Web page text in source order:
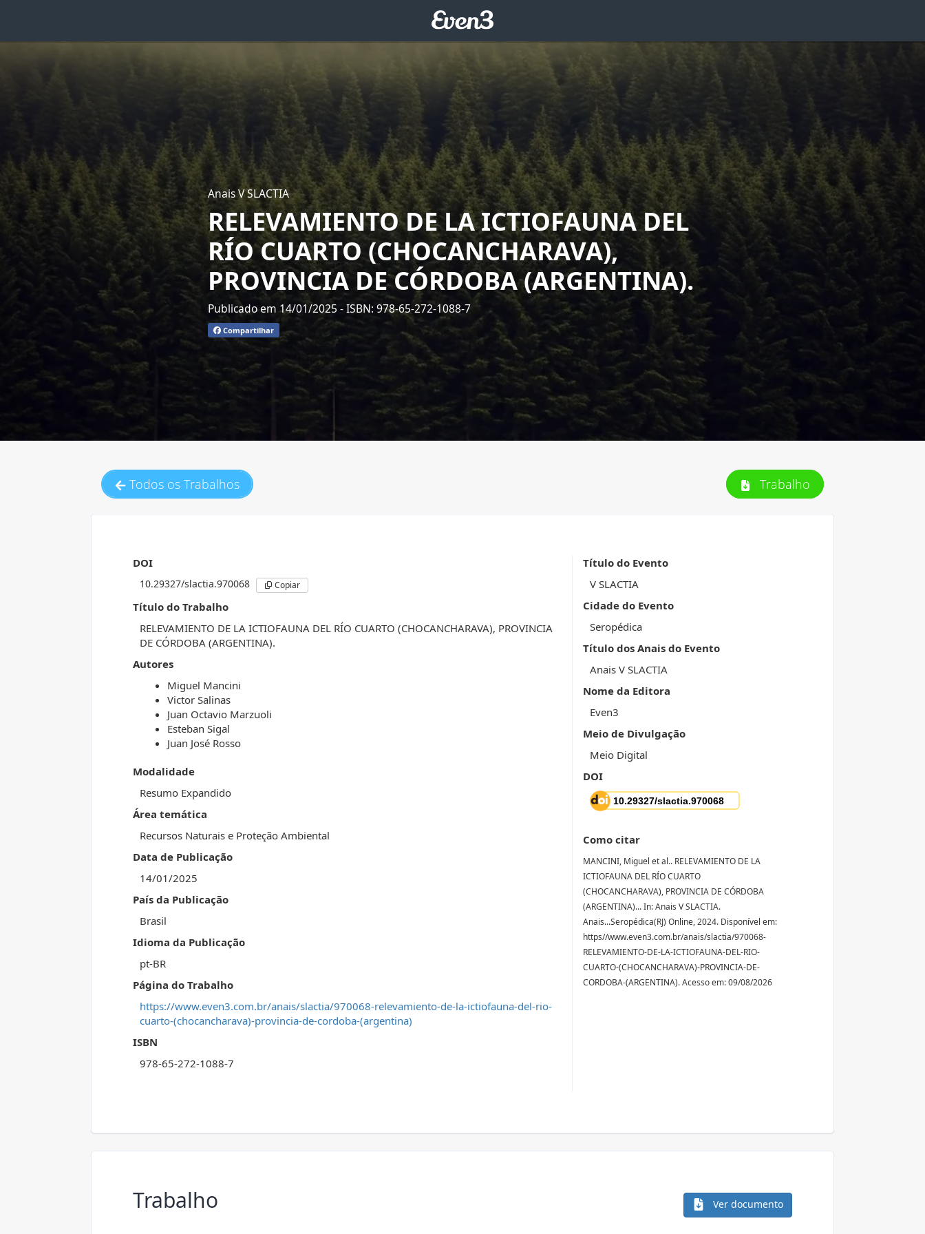
Anais V SLACTIA
RELEVAMIENTO DE LA ICTIOFAUNA DEL
RÍO CUARTO (CHOCANCHARAVA),
PROVINCIA DE CÓRDOBA (ARGENTINA).
Publicado em 14/01/2025- ISBN: 978-65-272-1088-7
Compartilhar
Todos os Trabalhos Trabalho
DOI
10.29327/slactia.970068 Copiar
Título do Trabalho
RELEVAMIENTO DE LA ICTIOFAUNA DEL RÍO CUARTO (CHOCANCHARAVA), PROVINCIA
DE CÓRDOBA (ARGENTINA).
Autores
Miguel Mancini
Victor Salinas
Juan Octavio Marzuoli
Esteban Sigal
Juan José Rosso
Modalidade
Resumo Expandido
Área temática
Recursos Naturais e Proteção Ambiental
Data de Publicação
14/01/2025
País da Publicação
Brasil
Idioma da Publicação
pt-BR
Página do Trabalho
https://www.even3.com.br/anais/slactia/970068-relevamiento-de-la-ictiofauna-del-rio-
cuarto-(chocancharava)-provincia-de-cordoba-(argentina)
ISBN
978-65-272-1088-7
Título do Evento
V SLACTIA
Cidade do Evento
Seropédica
Título dos Anais do Evento
Anais V SLACTIA
Nome da Editora
Even3
Meio de Divulgação
Meio Digital
DOI
Como citar
MANCINI, Miguel et al.. RELEVAMIENTO DE LA
ICTIOFAUNA DEL RÍO CUARTO
(CHOCANCHARAVA), PROVINCIA DE CÓRDOBA
(ARGENTINA)... In: Anais V SLACTIA.
Anais...Seropédica(RJ) Online, 2024. Disponível em:
https//www.even3.com.br/anais/slactia/970068-
RELEVAMIENTO-DE-LA-ICTIOFAUNA-DEL-RIO-
CUARTO-(CHOCANCHARAVA)-PROVINCIA-DE-
CORDOBA-(ARGENTINA). Acesso em: 09/08/2026
Trabalho Ver documento